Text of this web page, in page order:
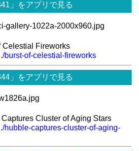
」をアプリで見る
gallery-1022a-2000x960.jpg
Celestial Fireworks
burst-of-celestial-fireworks
」をアプリで見る
Cluster of Aging Stars
hubble-captures-cluster-of-aging-